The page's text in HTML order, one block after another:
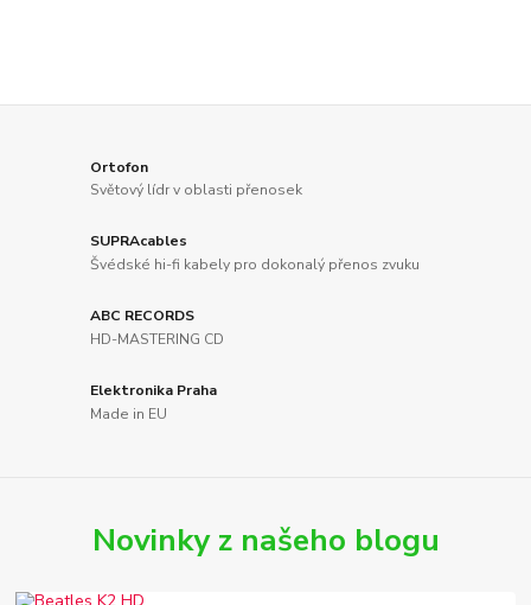
Ortofon
Světový lídr v oblasti přenosek
SUPRAcables
Švédské hi-fi kabely pro dokonalý přenos zvuku
ABC RECORDS
HD-MASTERING CD
Elektronika Praha
Made in EU
Novinky z našeho blogu